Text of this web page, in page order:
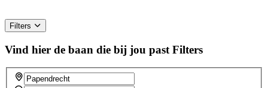
Filters
Vind hier de baan die bij jou past Filters